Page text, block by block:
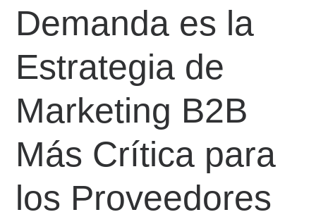
Demanda es la
Estrategia de
Marketing B2B
Más Crítica para
los Proveedores